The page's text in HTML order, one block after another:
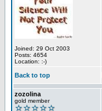
Joined: 29 Oct 2003
Posts: 4654
Location: :-)
Back to top
zozolina
gold member